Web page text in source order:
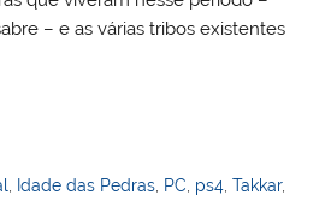
– e as várias tribos existentes
Idade das Pedras PC ps4 ,Takkar,